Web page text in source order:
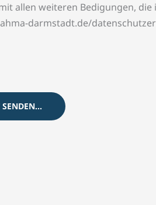
allen weiteren Bedigungen,
darmstadt.de/